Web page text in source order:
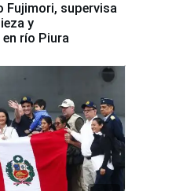
Fujimori, supervisa
y
río Piura